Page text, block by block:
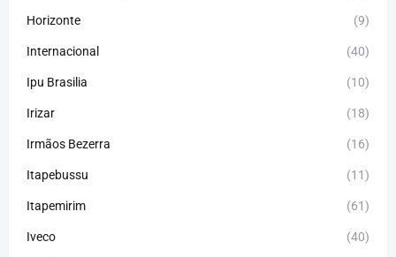
Horizonte (9)
Internacional (40)
Ipu Brasilia (10)
Irizar (18)
Irmãos Bezerra (16)
Itapebussu (11)
Itapemirim (61)
Iveco (40)